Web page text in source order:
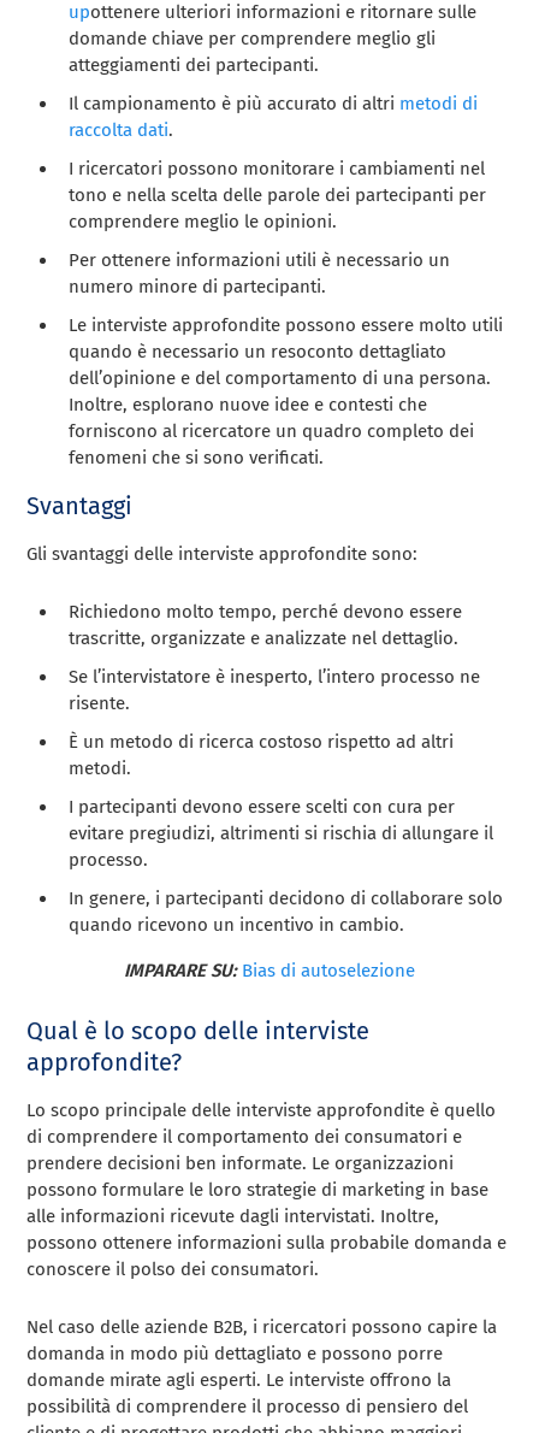
upottenere ulteriori informazioni e ritornare sulle
domande chiave per comprendere meglio gli
atteggiamenti dei partecipanti.
Il campionamento è più accurato di altri metodi di
raccolta dati.
I ricercatori possono monitorare i cambiamenti nel
tono e nella scelta delle parole dei partecipanti per
comprendere meglio le opinioni.
Per ottenere informazioni utili è necessario un
numero minore di partecipanti.
Le interviste approfondite possono essere molto utili
quando è necessario un resoconto dettagliato
dell’opinione e del comportamento di una persona.
Inoltre, esplorano nuove idee e contesti che
forniscono al ricercatore un quadro completo dei
fenomeni che si sono verificati.
Svantaggi
Gli svantaggi delle interviste approfondite sono:
Richiedono molto tempo, perché devono essere
trascritte, organizzate e analizzate nel dettaglio.
Se l’intervistatore è inesperto, l’intero processo ne
risente.
È un metodo di ricerca costoso rispetto ad altri
metodi.
I partecipanti devono essere scelti con cura per
evitare pregiudizi, altrimenti si rischia di allungare il
processo.
In genere, i partecipanti decidono di collaborare solo
quando ricevono un incentivo in cambio.
IMPARARE SU: Bias di autoselezione
Qual è lo scopo delle interviste
approfondite?
Lo scopo principale delle interviste approfondite è quello
di comprendere il comportamento dei consumatori e
prendere decisioni ben informate. Le organizzazioni
possono formulare le loro strategie di marketing in base
alle informazioni ricevute dagli intervistati. Inoltre,
possono ottenere informazioni sulla probabile domanda e
conoscere il polso dei consumatori.
Nel caso delle aziende B2B, i ricercatori possono capire la
domanda in modo più dettagliato e possono porre
domande mirate agli esperti. Le interviste offrono la
possibilità di comprendere il processo di pensiero del